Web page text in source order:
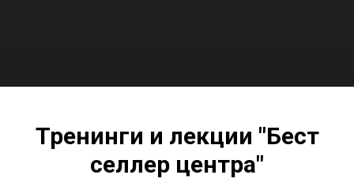
Тренинги и лекции "Бест
селлер центра"